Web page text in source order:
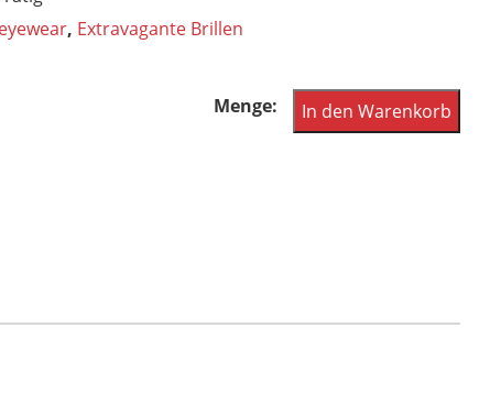
, Extravagante Brillen
Cazal
Legendos
In den Warenkorb